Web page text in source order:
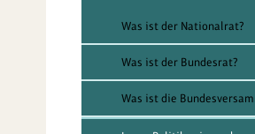
Was ist der Nationalrat?
Was ist der Bundesrat?
Was ist die